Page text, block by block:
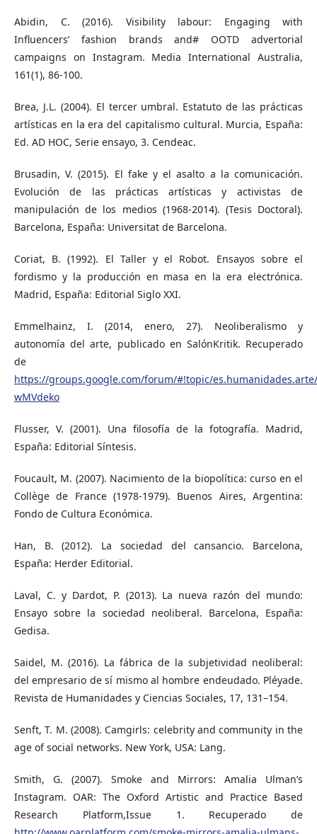
Abidin, C. (2016). Visibility labour: Engaging with
Influencers’ fashion brands and# OOTD advertorial
campaigns on Instagram. Media International Australia,
161(1), 86-100.
Brea, J.L. (2004). El tercer umbral. Estatuto de las prácticas
artísticas en la era del capitalismo cultural. Murcia, España:
Ed. AD HOC, Serie ensayo, 3. Cendeac.
Brusadin, V. (2015). El fake y el asalto a la comunicación.
Evolución de las prácticas artísticas y activistas de
manipulación de los medios (1968-2014). (Tesis Doctoral).
Barcelona, España: Universitat de Barcelona.
Coriat, B. (1992). El Taller y el Robot. Ensayos sobre el
fordismo y la producción en masa en la era electrónica.
Madrid, España: Editorial Siglo XXI.
Emmelhainz, I. (2014, enero, 27). Neoliberalismo y
autonomía del arte, publicado en SalónKritik. Recuperado
de
https://groups.google.com/forum/#!topic/
wMVdeko
Flusser, V. (2001). Una filosofía de la fotografía. Madrid,
España: Editorial Síntesis.
Foucault, M. (2007). Nacimiento de la biopolítica: curso en el
Collège de France (1978-1979). Buenos Aires, Argentina:
Fondo de Cultura Económica.
Han, B. (2012). La sociedad del cansancio. Barcelona,
España: Herder Editorial.
Laval, C. y Dardot, P. (2013). La nueva razón del mundo:
Ensayo sobre la sociedad neoliberal. Barcelona, España:
Gedisa.
Saidel, M. (2016). La fábrica de la subjetividad neoliberal:
del empresario de sí mismo al hombre endeudado. Pléyade.
Revista de Humanidades y Ciencias Sociales, 17, 131–154.
Senft, T. M. (2008). Camgirls: celebrity and community in the
age of social networks. New York, USA: Lang.
Smith, G. (2007). Smoke and Mirrors: Amalia Ulman’s
Instagram. OAR: The Oxford Artistic and Practice Based
Research Platform,Issue 1. Recuperado de